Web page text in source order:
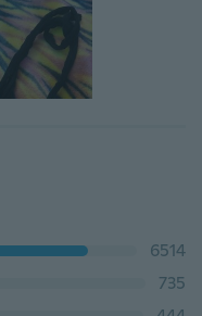
6514
735